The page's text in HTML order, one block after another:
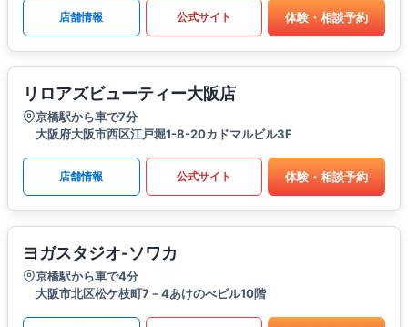
店舗情報 公式サイト 体験・相談予約
リロアズビューティー大阪店
京橋駅から車で7分
大阪府大阪市西区江戸堀1-8-20カドマルビル3F
店舗情報 公式サイト 体験・相談予約
ヨガスタジオ-ソワカ
京橋駅から車で4分
大阪市北区松ケ枝町7－4あけのべビル10階